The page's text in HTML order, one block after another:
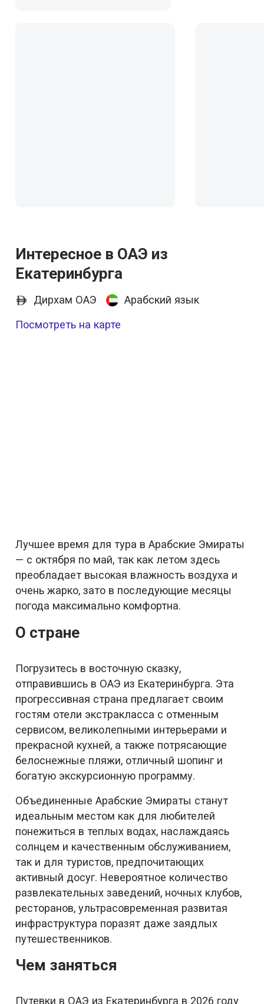
Интересное в ОАЭ из
Екатеринбурга
Дирхам ОАЭ
Арабский язык
Посмотреть на карте
Лучшее время для тура в Арабские Эмираты
— с октября по май, так как летом здесь
преобладает высокая влажность воздуха и
очень жарко, зато в последующие месяцы
погода максимально комфортна.
О стране
Погрузитесь в восточную сказку,
отправившись в ОАЭ из Екатеринбурга. Эта
прогрессивная страна предлагает своим
гостям отели экстракласса с отменным
сервисом, великолепными интерьерами и
прекрасной кухней, а также потрясающие
белоснежные пляжи, отличный шопинг и
богатую экскурсионную программу.
Объединенные Арабские Эмираты станут
идеальным местом как для любителей
понежиться в теплых водах, наслаждаясь
солнцем и качественным обслуживанием,
так и для туристов, предпочитающих
активный досуг. Невероятное количество
развлекательных заведений, ночных клубов,
ресторанов, ультрасовременная развитая
инфраструктура поразят даже заядлых
путешественников.
Чем заняться
Путевки в ОАЭ из Екатеринбурга в 2026 году